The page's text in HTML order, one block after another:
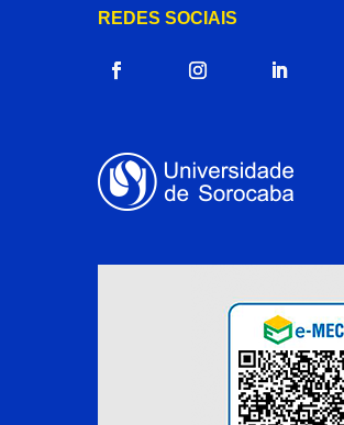
REDES SOCIAIS